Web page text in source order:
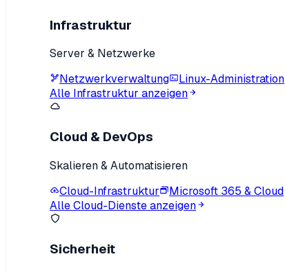
Infrastruktur
Server & Netzwerke
Netzwerkverwaltung
Linux-Administration
Alle Infrastruktur anzeigen
Cloud & DevOps
Skalieren & Automatisieren
Cloud-Infrastruktur
Microsoft 365 & Cloud
Alle Cloud-Dienste anzeigen
Sicherheit